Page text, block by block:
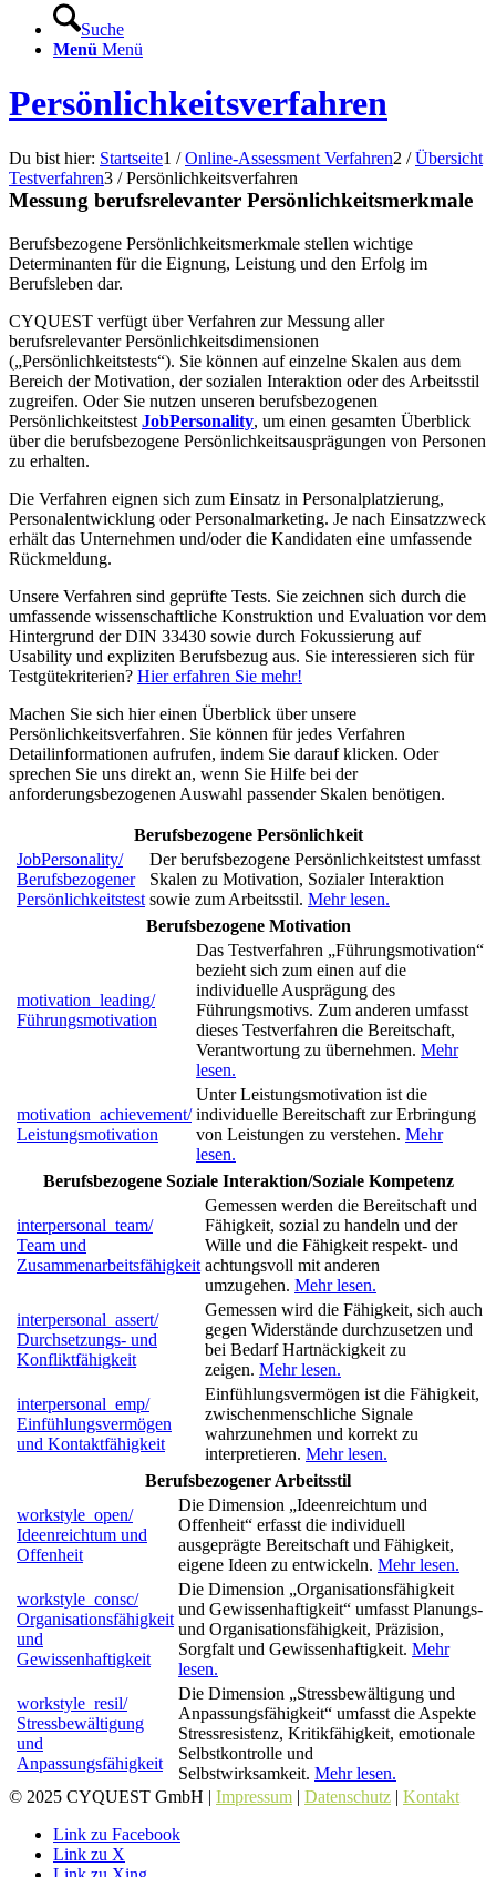
Suche
Menü Menü
Persönlichkeitsverfahren
Du bist hier: Startseite1 / Online-Assessment Verfahren2 / Übersicht
Testverfahren3 / Persönlichkeitsverfahren
Messung berufsrelevanter Persönlichkeitsmerkmale
Berufsbezogene Persönlichkeitsmerkmale stellen wichtige
Determinanten für die Eignung, Leistung und den Erfolg im
Berufsleben dar.
CYQUEST verfügt über Verfahren zur Messung aller
berufsrelevanter Persönlichkeitsdimensionen
(„Persönlichkeitstests“). Sie können auf einzelne Skalen aus dem
Bereich der Motivation, der sozialen Interaktion oder des Arbeitsstil
zugreifen. Oder Sie nutzen unseren berufsbezogenen
Persönlichkeitstest JobPersonality, um einen gesamten Überblick
über die berufsbezogene Persönlichkeitsausprägungen von Personen
zu erhalten.
Die Verfahren eignen sich zum Einsatz in Personalplatzierung,
Personalentwicklung oder Personalmarketing. Je nach Einsatzzweck
erhält das Unternehmen und/oder die Kandidaten eine umfassende
Rückmeldung.
Unsere Verfahren sind geprüfte Tests. Sie zeichnen sich durch die
umfassende wissenschaftliche Konstruktion und Evaluation vor dem
Hintergrund der DIN 33430 sowie durch Fokussierung auf
Usability und expliziten Berufsbezug aus. Sie interessieren sich für
Testgütekriterien? Hier erfahren Sie mehr!
Machen Sie sich hier einen Überblick über unsere
Persönlichkeitsverfahren. Sie können für jedes Verfahren
Detailinformationen aufrufen, indem Sie darauf klicken. Oder
sprechen Sie uns direkt an, wenn Sie Hilfe bei der
anforderungsbezogenen Auswahl passender Skalen benötigen.
Berufsbezogene Persönlichkeit
JobPersonality/
Berufsbezogener
Persönlichkeitstest
Der berufsbezogene Persönlichkeitstest umfasst
Skalen zu Motivation, Sozialer Interaktion
sowie zum Arbeitsstil. Mehr lesen.
Berufsbezogene Motivation
motivation_leading/
Führungsmotivation
Das Testverfahren „Führungsmotivation“
bezieht sich zum einen auf die
individuelle Ausprägung des
Führungsmotivs. Zum anderen umfasst
dieses Testverfahren die Bereitschaft,
Verantwortung zu übernehmen. Mehr
lesen.
motivation_achievement/
Leistungsmotivation
Unter Leistungsmotivation ist die
individuelle Bereitschaft zur Erbringung
von Leistungen zu verstehen. Mehr
lesen.
Berufsbezogene Soziale Interaktion/Soziale Kompetenz
interpersonal_team/
Team und
Zusammenarbeitsfähigkeit
Gemessen werden die Bereitschaft und
Fähigkeit, sozial zu handeln und der
Wille und die Fähigkeit respekt- und
achtungsvoll mit anderen
umzugehen. Mehr lesen.
interpersonal_assert/
Durchsetzungs- und
Konfliktfähigkeit
Gemessen wird die Fähigkeit, sich auch
gegen Widerstände durchzusetzen und
bei Bedarf Hartnäckigkeit zu
zeigen. Mehr lesen.
interpersonal_emp/
Einfühlungsvermögen
und Kontaktfähigkeit
Einfühlungsvermögen ist die Fähigkeit,
zwischenmenschliche Signale
wahrzunehmen und korrekt zu
interpretieren. Mehr lesen.
Berufsbezogener Arbeitsstil
workstyle_open/
Ideenreichtum und
Offenheit
Die Dimension „Ideenreichtum und
Offenheit“ erfasst die individuell
ausgeprägte Bereitschaft und Fähigkeit,
eigene Ideen zu entwickeln. Mehr lesen.
workstyle_consc/
Organisationsfähigkeit
und
Gewissenhaftigkeit
Die Dimension „Organisationsfähigkeit
und Gewissenhaftigkeit“ umfasst Planungs-
und Organisationsfähigkeit, Präzision,
Sorgfalt und Gewissenhaftigkeit. Mehr
lesen.
workstyle_resil/
Stressbewältigung
und
Anpassungsfähigkeit
Die Dimension „Stressbewältigung und
Anpassungsfähigkeit“ umfasst die Aspekte
Stressresistenz, Kritikfähigkeit, emotionale
Selbstkontrolle und
Selbstwirksamkeit. Mehr lesen.
© 2025 CYQUEST GmbH | Impressum | Datenschutz | Kontakt
Link zu Facebook
Link zu X